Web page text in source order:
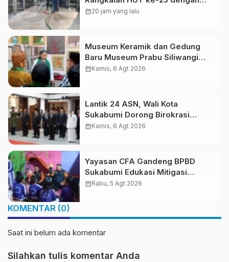
Aksi Bersih Masjid Agung dan
calendar_month20 jam yang lalu
Museum Keramik dan Gedung
Baru Museum Prabu Siliwangi
Diresmikan, Ponpes Al-Fath
calendar_monthKamis, 6 Agt 2026
Lantik 24 ASN, Wali Kota
Sukabumi Dorong Birokrasi
Profesional dan Adaptif
calendar_monthKamis, 6 Agt 2026
Yayasan CFA Gandeng BPBD
Sukabumi Edukasi Mitigasi
Bencana untuk Anak Usia Dini
calendar_monthRabu, 5 Agt 2026
KOMENTAR (0)
Saat ini belum ada komentar
Silahkan tulis komentar Anda